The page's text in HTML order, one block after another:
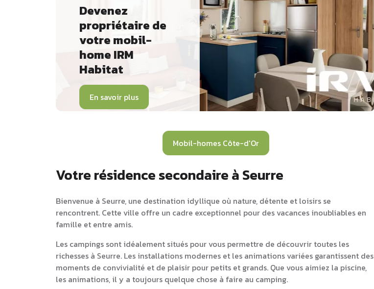
Devenez
propriétaire de
votre mobil-
home IRM
Habitat
En savoir plus
Mobil-homes Côte-d'Or
Votre résidence secondaire à Seurre
Bienvenue à Seurre, une destination idyllique où nature, détente et loisirs se
rencontrent. Cette ville offre un cadre exceptionnel pour des vacances inoubliables en
famille et entre amis.
Les campings sont idéalement situés pour vous permettre de découvrir toutes les
richesses à Seurre. Les installations modernes et les animations variées garantissent des
moments de convivialité et de plaisir pour petits et grands. Que vous aimiez la piscine,
les animations, il y a toujours quelque chose à faire au camping.